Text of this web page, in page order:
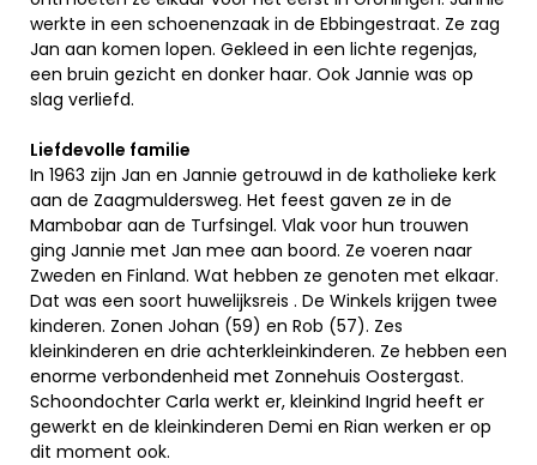
werkte in een schoenenzaak in de Ebbingestraat. Ze zag
Jan aan komen lopen. Gekleed in een lichte regenjas,
een bruin gezicht en donker haar. Ook Jannie was op
slag verliefd.
Liefdevolle familie
In 1963 zijn Jan en Jannie getrouwd in de katholieke kerk
aan de Zaagmuldersweg. Het feest gaven ze in de
Mambobar aan de Turfsingel. Vlak voor hun trouwen
ging Jannie met Jan mee aan boord. Ze voeren naar
Zweden en Finland. Wat hebben ze genoten met elkaar.
Dat was een soort huwelijksreis . De Winkels krijgen twee
kinderen. Zonen Johan (59) en Rob (57). Zes
kleinkinderen en drie achterkleinkinderen. Ze hebben een
enorme verbondenheid met Zonnehuis Oostergast.
Schoondochter Carla werkt er, kleinkind Ingrid heeft er
gewerkt en de kleinkinderen Demi en Rian werken er op
dit moment ook.